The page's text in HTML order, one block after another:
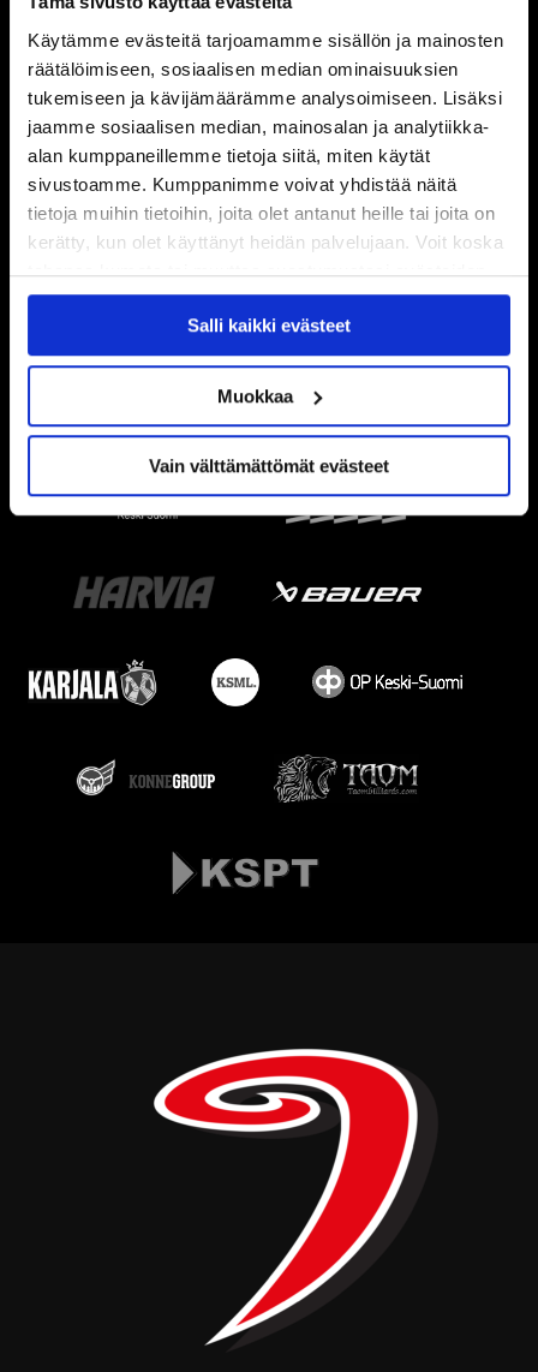
Käytämme evästeitä tarjoamamme sisällön ja mainosten
räätälöimiseen, sosiaalisen median ominaisuuksien
tukemiseen ja kävijämäärämme analysoimiseen. Lisäksi
jaamme sosiaalisen median, mainosalan ja analytiikka-
alan kumppaneillemme tietoja siitä, miten käytät
sivustoamme. Kumppanimme voivat yhdistää näitä
tietoja muihin tietoihin, joita olet antanut heille tai joita on
kerätty, kun olet käyttänyt heidän palvelujaan. Voit koska
tahansa kumota tai muuttaa suostumustasi evästeiden
käytöstäEvästeet-sivultamme.
Salli kaikki evästeet
Muokkaa
Vain välttämättömät evästeet